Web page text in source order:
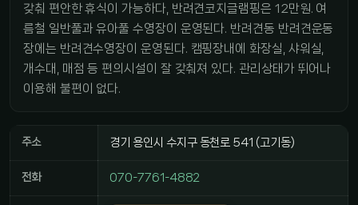
갖춰 편안한 휴식이 가능하다, 반려견코지글램핑은 12만원. 여
름철 일반풀과 유아풀 수영장이 운영된다. 반려견동 반려견운동
장에는 반려견수영장이 운영된다. 캠핑장내에 화장실, 샤워실,
개수대, 매점 등 편의시설이 잘 갖춰져 있다. 관리상태가 뛰어나
이용해 불편이 없다.
주소 경기 용인시 수지구 동천로 541 (고기동)
전화 070-7761-4882